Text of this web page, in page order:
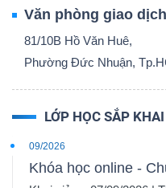
Văn phòng giao dịch
81/10B Hồ Văn Huê,
Phường Đức Nhuận,
LỚP HỌC SẮP
09/2026
Khóa học online -